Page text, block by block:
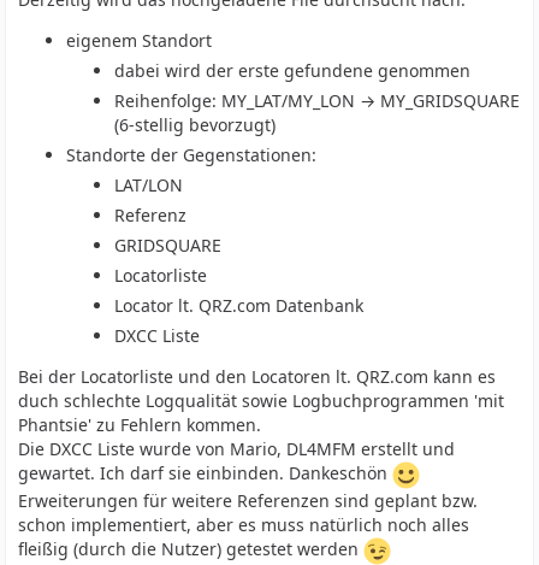
eigenem Standort
dabei wird der erste gefundene genommen
Reihenfolge: MY_LAT/MY_LON → MY_GRIDSQUARE
(6-stellig bevorzugt)
Standorte der Gegenstationen:
LAT/LON
Referenz
GRIDSQUARE
Locatorliste
Locator lt. QRZ.com Datenbank
DXCC Liste
Bei der Locatorliste und den Locatoren lt. QRZ.com kann es
duch schlechte Logqualität sowie Logbuchprogrammen 'mit
Phantsie' zu Fehlern kommen.
Die DXCC Liste wurde von Mario, DL4MFM erstellt und
gewartet. Ich darf sie einbinden. Dankeschön
Erweiterungen für weitere Referenzen sind geplant bzw.
schon implementiert, aber es muss natürlich noch alles
fleißig (durch die Nutzer) getestet werden